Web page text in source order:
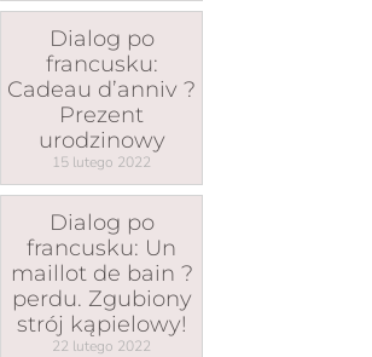
Dialog po
francusku:
Cadeau d’anniv ?
Prezent
urodzinowy
15 lutego 2022
Dialog po
francusku: Un
maillot de bain ?
perdu. Zgubiony
strój kąpielowy!
22 lutego 2022